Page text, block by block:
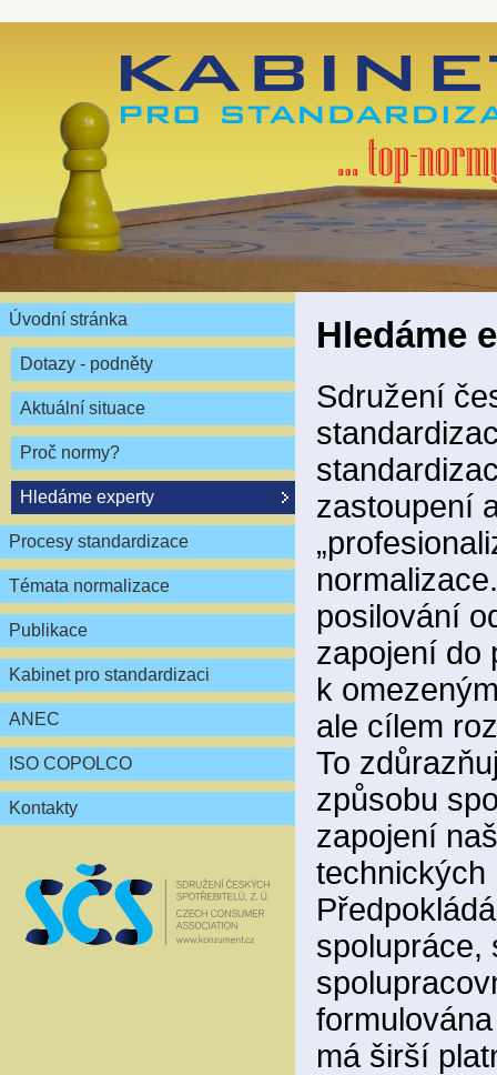
Úvodní stránka
Dotazy - podněty
Aktuální situace
Proč normy?
Hledáme experty
Procesy standardizace
Témata normalizace
Publikace
Kabinet pro standardizaci
ANEC
ISO COPOLCO
Kontakty
Hledáme
Sdružení
zastoupení
posilování
zapojení do
k
ale cílem
To
způsobu
zapojení
technických
spolupráce,
má širší